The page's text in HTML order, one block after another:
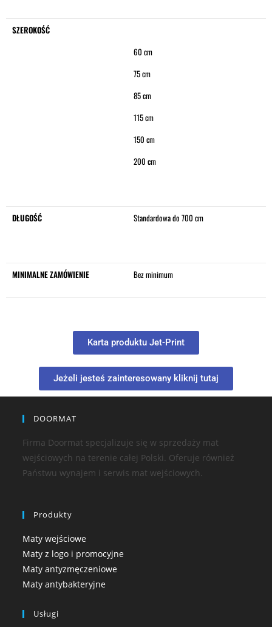
SZEROKOŚĆ
60 cm
75 cm
85 cm
115 cm
150 cm
200 cm
DŁUGOŚĆ Standardowa do 700 cm
MINIMALNE ZAMÓWIENIE Bez minimum
Karta produktu Jet-Print
Jeżeli jesteś zainteresowany kliknij tutaj
DOORMAT
Firma Doormat specjalizuje się w sprzedaży mat
wejściowych na terenie całej Polski. Oferuje również
Państwu wynajem i serwis mat wejściowych.
Produkty
Maty wejściowe
Maty z logo i promocyjne
Maty antyzmęczeniowe
Maty antybakteryjne
Usługi